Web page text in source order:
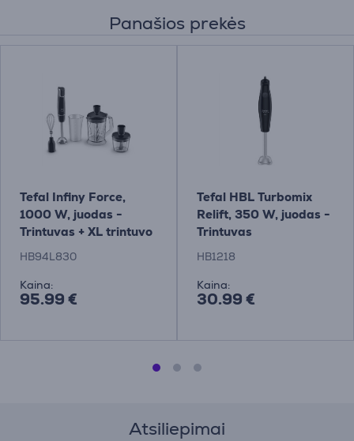
Panašios prekės
Tefal Infiny Force,
1000 W, juodas -
Trintuvas + XL trintuvo
priedas
HB94L830
Kaina:
95.99 €
Tefal HBL Turbomix
Relift, 350 W, juodas -
Trintuvas
HB1218
Kaina:
30.99 €
Atsiliepimai